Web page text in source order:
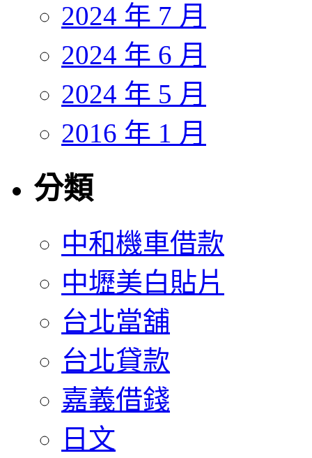
2024 年 7 月
2024 年 6 月
2024 年 5 月
2016 年 1 月
分類
中和機車借款
中壢美白貼片
台北當舖
台北貸款
嘉義借錢
日文